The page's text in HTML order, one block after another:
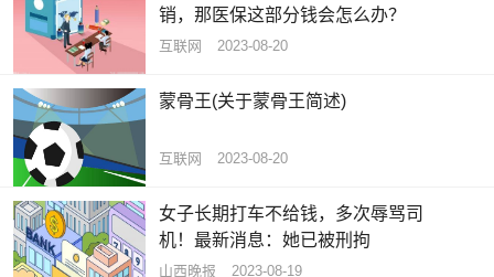
销，那医保这部分钱会怎么办？
互联网 2023-08-20
蒙骨王(关于蒙骨王简述)
互联网 2023-08-20
女子长期打车不给钱，多次辱骂司
机！最新消息：她已被刑拘
山西晚报 2023-08-19